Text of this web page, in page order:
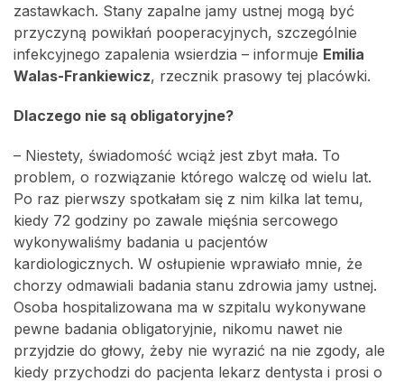
zastawkach. Stany zapalne jamy ustnej mogą być
przyczyną powikłań pooperacyjnych, szczególnie
infekcyjnego zapalenia wsierdzia – informuje Emilia
Walas-Frankiewicz, rzecznik prasowy tej placówki.
Dlaczego nie są obligatoryjne?
– Niestety, świadomość wciąż jest zbyt mała. To
problem, o rozwiązanie którego walczę od wielu lat.
Po raz pierwszy spotkałam się z nim kilka lat temu,
kiedy 72 godziny po zawale mięśnia sercowego
wykonywaliśmy badania u pacjentów
kardiologicznych. W osłupienie wprawiało mnie, że
chorzy odmawiali badania stanu zdrowia jamy ustnej.
Osoba hospitalizowana ma w szpitalu wykonywane
pewne badania obligatoryjnie, nikomu nawet nie
przyjdzie do głowy, żeby nie wyrazić na nie zgody, ale
kiedy przychodzi do pacjenta lekarz dentysta i prosi o